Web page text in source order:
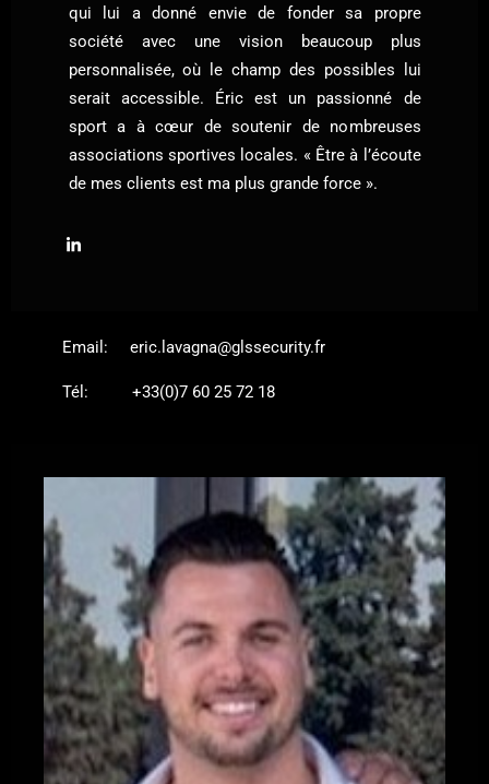
qui lui a donné envie de fonder sa propre
société avec une vision beaucoup plus
personnalisée, où le champ des possibles lui
serait accessible. Éric est un passionné de
sport a à cœur de soutenir de nombreuses
associations sportives locales. « Être à l’écoute
de mes clients est ma plus grande force ».
Email: eric.lavagna@glssecurity.fr
Tél: +33(0)7 60 25 72 18